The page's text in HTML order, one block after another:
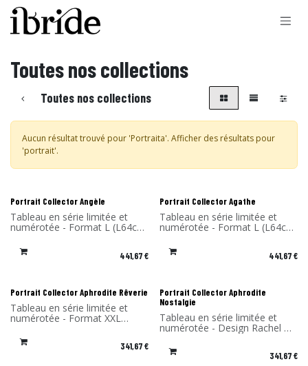
Se rendre au contenu
Toutes nos collections
Toutes nos collections
Aucun résultat trouvé pour 'Portraita'. Afficher des résultats pour
'portrait'.
Portrait Collector Angèle
Tableau en série limitée et
numérotée - Format L (L64cm
x H.85 x P4 cm) - Design
Rachel & Benoît Convers -
Matériau: Cadre en stratifié
en France
441,67€
Portrait Collector Agathe
Tableau en série limitée et
numérotée - Format L (L64cm
x H.85 x P4 cm) - Design
Rachel & Benoît Convers -
Matériau: Cadre en stratifié
en France
441,67€
Portrait Collector Aphrodite Rêverie
Tableau en série limitée et
numérotée - Format XXL
Design Rachel & Benoît
Convers - Matériau: Cadre en
341,67€
Portrait Collector Aphrodite
Nostalgie
Tableau en série limitée et
numérotée - Design Rachel &
Benoît Convers - Matériau:
Cadre en stratifié compact et
impression sur du dibond341,67€